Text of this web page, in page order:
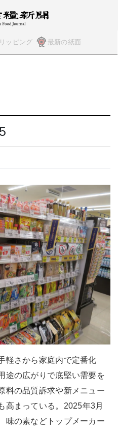
ッピング 最新の紙面
軽さから家庭内で定番化
途の広がりで底堅い需要を
料の品質訴求や新メニュー
高まっている。2025年3月
味の素などトップメーカー